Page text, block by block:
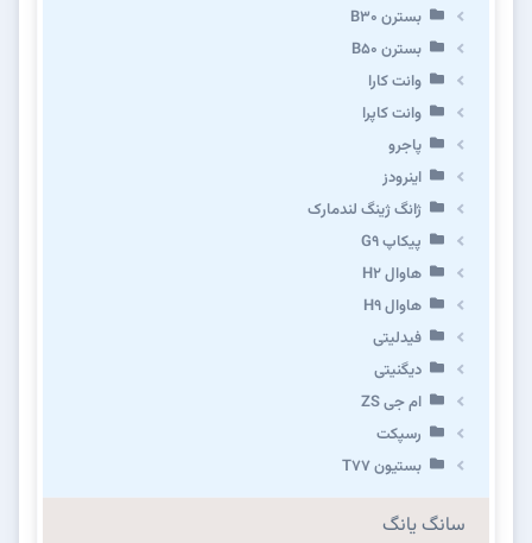
بسترن B۳۰
بسترن B۵۰
وانت کارا
وانت کاپرا
پاجرو
اینرودز
ژانگ ژینگ لندمارک
پیکاپ G۹
هاوال H۲
هاوال H۹
فیدلیتی
دیگنیتی
ام جی ZS
رسپکت
بستیون T۷۷
سانگ یانگ